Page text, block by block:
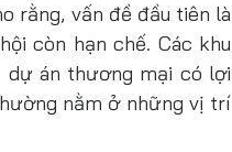
rằng, vấn đề đầu tiên là
còn hạn chế. Các khu
án thương mại có lợi
nằm ở những vị trí